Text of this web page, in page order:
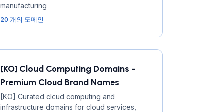
manufacturing
20 개의 도메인
[KO] Cloud Computing Domains -
Premium Cloud Brand Names
[KO] Curated cloud computing and
infrastructure domains for cloud services,